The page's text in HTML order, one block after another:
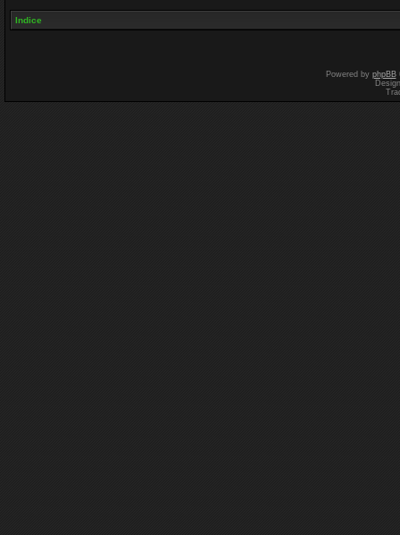
Indice
Powered by phpBB